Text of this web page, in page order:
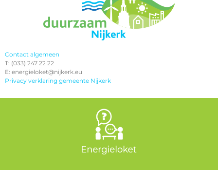
Contact algemeen
T: (033) 247 22 22
E: energieloket@nijkerk.eu
Privacy verklaring gemeente Nijkerk